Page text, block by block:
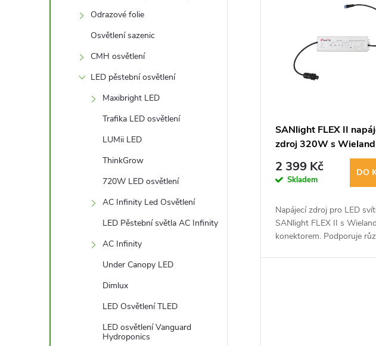
Odrazové folie
Osvětlení sazenic
CMH osvětlení
LED pěstební osvětlení
Maxibright LED
Trafika LED osvětlení
LUMii LED
ThinkGrow
720W LED osvětlení
AC Infinity Led Osvětlení
LED Pěstební světla AC Infinity
AC Infinity
Under Canopy LED
Dimlux
LED Osvětlení TLED
LED osvětlení Vanguard
Hydroponics
u
SANlight FLEX II
zdroj 320W s Wieland
konektorem
2 399 Kč
Skladem
DO
Napájecí zdroj pro LED
SANlight FLEX II s Wieland
konektorem. Podporuje
kombinace svítidel a má